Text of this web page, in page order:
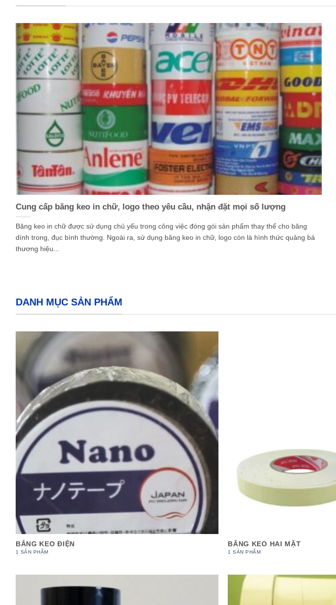
Cung cấp băng keo in chữ, logo theo yêu cầu, nhận đặt mọi số lượng
Băng keo in chữ được sử dụng chủ yếu trong công việc đóng gói sản phẩm thay thế cho băng
dính trong, đục bình thường. Ngoài ra, sử dụng băng keo in chữ, logo còn là hình thức quảng bá
thương hiệu...
DANH MỤC SẢN PHẨM
BĂNG KEO ĐIỆN
1 SẢN PHẨM
BĂNG KEO HAI MẶT
1 SẢN PHẨM